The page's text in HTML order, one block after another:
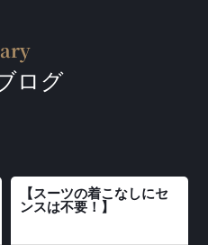
ログ
【スーツの着こなしにセ
ンスは不要！】